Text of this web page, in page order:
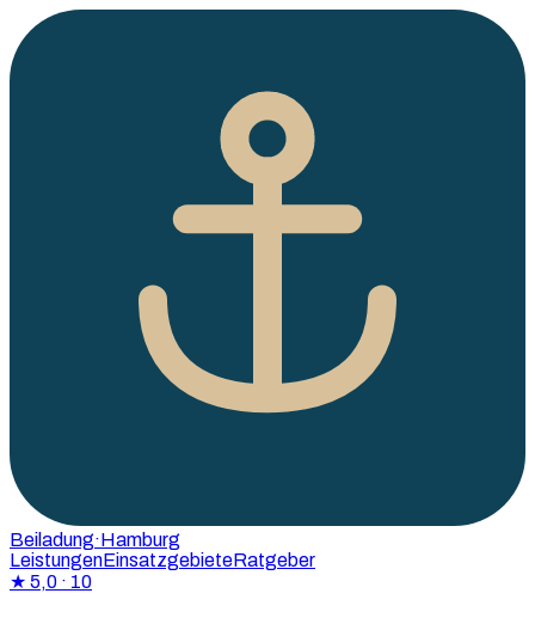
Beiladung·Hamburg
LeistungenEinsatzgebieteRatgeber
★ 5,0 · 10